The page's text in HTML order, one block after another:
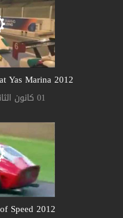
Yas Marina 2012
01 كانون الثاني 2013, 12:00 ص
Speed 2012